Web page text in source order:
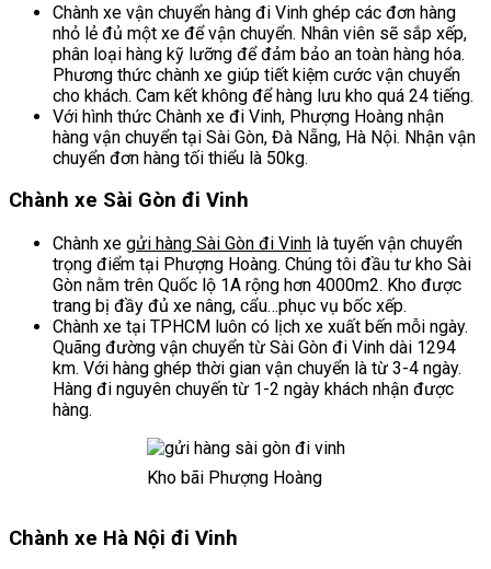
Chành xe vận chuyển hàng đi Vinh ghép các đơn hàng
nhỏ lẻ đủ một xe để vận chuyển. Nhân viên sẽ sắp xếp,
phân loại hàng kỹ lưỡng để đảm bảo an toàn hàng hóa.
Phương thức chành xe giúp tiết kiệm cước vận chuyển
cho khách. Cam kết không để hàng lưu kho quá 24 tiếng.
Với hình thức Chành xe đi Vinh, Phượng Hoàng nhận
hàng vận chuyển tại Sài Gòn, Đà Nẵng, Hà Nội. Nhận vận
chuyển đơn hàng tối thiểu là 50kg.
Chành xe Sài Gòn đi Vinh
Chành xe gửi hàng Sài Gòn đi Vinh là tuyến vận chuyển
trọng điểm tại Phượng Hoàng. Chúng tôi đầu tư kho Sài
Gòn nằm trên Quốc lộ 1A rộng hơn 4000m2. Kho được
trang bị đầy đủ xe nâng, cẩu…phục vụ bốc xếp.
Chành xe tại TPHCM luôn có lịch xe xuất bến mỗi ngày.
Quãng đường vận chuyển từ Sài Gòn đi Vinh dài 1294
km. Với hàng ghép thời gian vận chuyển là từ 3-4 ngày.
Hàng đi nguyên chuyến từ 1-2 ngày khách nhận được
hàng.
Kho bãi Phượng Hoàng
Chành xe Hà Nội đi Vinh